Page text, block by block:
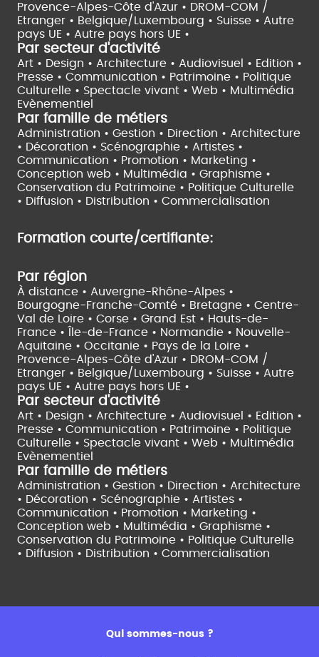
Provence-Alpes-Côte d'Azur • DROM-COM /
Etranger • Belgique/Luxembourg • Suisse • Autre
pays UE • Autre pays hors UE •
Par secteur d'activité
Art • Design • Architecture • Audiovisuel • Edition •
Presse • Communication • Patrimoine • Politique
Culturelle • Spectacle vivant • Web • Multimédia
Evènementiel
Par famille de métiers
Administration • Gestion • Direction • Architecture
• Décoration • Scénographie • Artistes •
Communication • Promotion • Marketing •
Conception web • Multimédia • Graphisme •
Conservation du Patrimoine • Politique Culturelle
• Diffusion • Distribution • Commercialisation
Formation courte/certifiante:
Par région
À distance • Auvergne-Rhône-Alpes •
Bourgogne-Franche-Comté • Bretagne • Centre-
Val de Loire • Corse • Grand Est • Hauts-de-
France •
Île-de-France • Normandie • Nouvelle-
Aquitaine • Occitanie • Pays de la Loire •
Provence-Alpes-Côte d'Azur • DROM-COM /
Etranger • Belgique/Luxembourg • Suisse • Autre
pays UE • Autre pays hors UE •
Par secteur d'activité
Art • Design • Architecture • Audiovisuel • Edition •
Presse • Communication • Patrimoine • Politique
Culturelle • Spectacle vivant • Web • Multimédia
Evènementiel
Par famille de métiers
Administration • Gestion • Direction • Architecture
• Décoration • Scénographie • Artistes •
Communication • Promotion • Marketing •
Conception web • Multimédia • Graphisme •
Conservation du Patrimoine • Politique Culturelle
• Diffusion • Distribution • Commercialisation
Qui sommes-nous ?